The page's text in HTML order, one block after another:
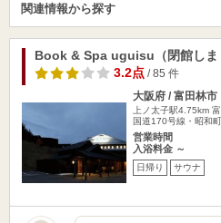
関連情報から探す
Book & Spa uguisu（閉館しま
3.2点/ 85 件
大阪府 / 富田林市
上ノ太子駅4.75km
国道170号線・昭和
営業時間
入浴料金 ～
日帰り サウナ